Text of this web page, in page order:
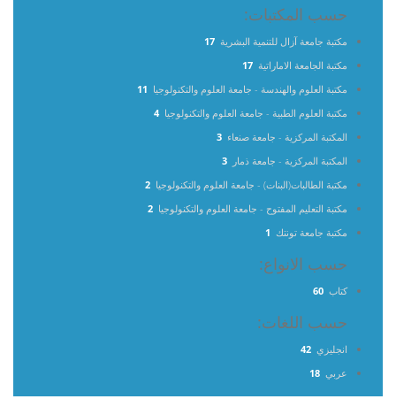
حسب المكتبات:
مكتبة جامعة آزال للتنمية البشرية 17
مكتبة الجامعة الاماراتية 17
مكتبة العلوم والهندسة - جامعة العلوم والتكنولوجيا 11
مكتبة العلوم الطبية - جامعة العلوم والتكنولوجيا 4
المكتبة المركزية - جامعة صنعاء 3
المكتبة المركزية - جامعة ذمار 3
مكتبة الطالبات(البنات) - جامعة العلوم والتكنولوجيا 2
مكتبة التعليم المفتوح - جامعة العلوم والتكنولوجيا 2
مكتبة جامعة تونتك 1
حسب الانواع:
كتاب 60
حسب اللغات:
انجليزي 42
عربي 18